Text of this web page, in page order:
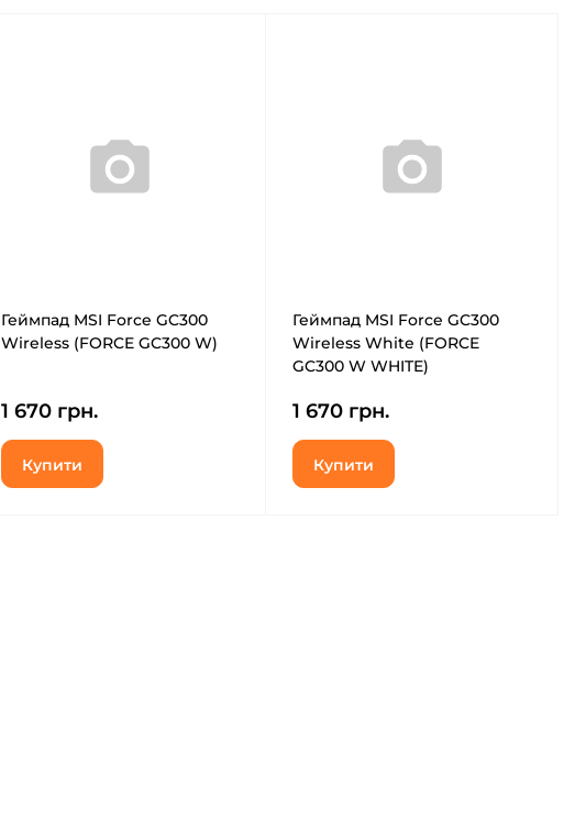
Геймпад MSI Force GC300
Wireless (FORCE GC300 W)
1 670 грн.
Купити
Геймпад MSI Force GC300
Wireless White (FORCE
GC300 W WHITE)
1 670 грн.
Купити